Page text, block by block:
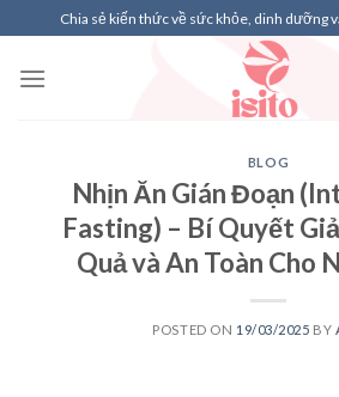
to
content
Chia sẻ kiến thức về sức khỏe, dinh dưỡng
BLOG
Nhịn Ăn Gián Đoạn
Fasting) – Bí Quyết
Quả và An Toàn Cho
POSTED ON 19/03/2025 BY